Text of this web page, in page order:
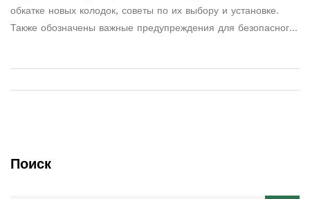
обкатке новых колодок, советы по их выбору и установке.
Также обозначены важные предупреждения для безопасного
Поиск